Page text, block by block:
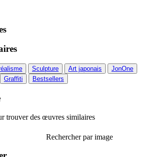
Sculpture Art japonais
JonOne
Graffiti Bestsellers
trouver des œuvres similaires
Rechercher par image